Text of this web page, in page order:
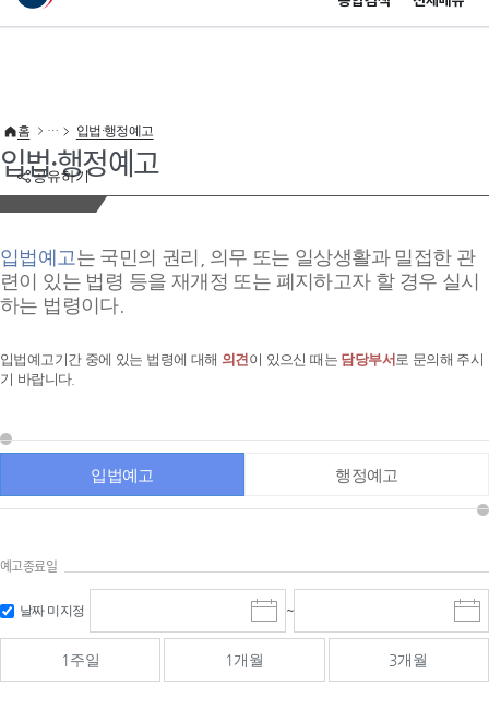
이 누리집은 대한민국 공식 전자정부 누리집입니다.
공유하기
홈 입법·행정예고
입법·행정예고
입법예고는 국민의 권리, 의무 또는 일상생활과 밀접한 관
련이 있는 법령 등을 재개정 또는 폐지하고자 할 경우 실시
하는 법령이다.
입법예고기간 중에 있는 법령에 대해 의견이 있으신 때는 담당부서 로 문의해 주시
기 바랍니다.
입법예고 행정예고
예고종료일
날짜 미지정
시
작
일
선
~
종
료
선
1주일 1개월 3개월